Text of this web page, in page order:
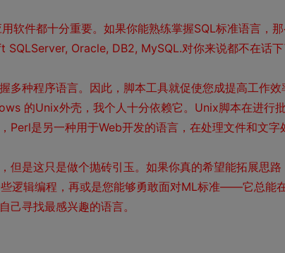
件都十分重要。如果你能熟练掌握SQL标准语言，
Oracle, DB2, MySQL.对你来说都不在话下
种程序语言。因此，脚本工具就促使您成提高工作效
的Unix外壳，我个人十分依赖它。Unix脚本在进行
Perl是另一种用于Web开发的语言，在处理文件和文字
但是这只是做个抛砖引玉。如果你真的希望能拓展思
逻辑编程，再或是您能够勇敢面对ML标准——它总能
己寻找最感兴趣的语言。